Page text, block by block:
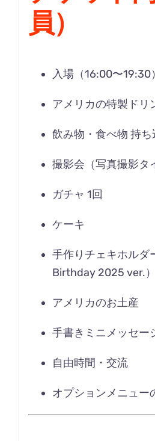
員）
入場（16:00〜19:30）
アメリカの特製ドリ
飲み物・食べ物 持ち
撮影会（写真撮影タ
ガチャ 1回
ケーキ
手作りチェキホルダ
Birthday 2025 ver.）
アメリカのお土産
手書きミニメッセー
自由時間・交流
オプションメニュー